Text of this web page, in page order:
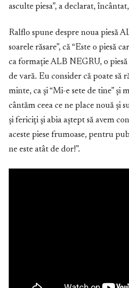
asculte piesa”, a declarat,
Ralflo spune despre noua piesă
soarele răsare”, că “Este o piesă
ca formație ALB NEGRU, o piesă
de vară. Eu consider că poate să
minte, ca și “Mi-e sete de tine” și
cântăm ceea ce ne place nouă și
și fericiți și abia aștept să avem
aceste piese frumoase, pentru
ne este atât de dor!”.